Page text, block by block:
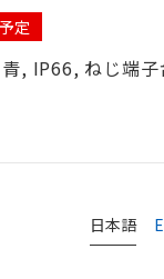
定
, IP66, ねじ端
日本語